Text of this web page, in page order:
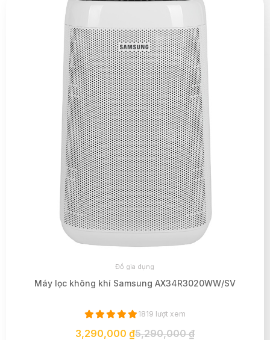
Đồ gia dụng
Máy lọc không khí Samsung AX34R3020WW/SV
1819 lượt xem
3,290,000 ₫5,290,000 ₫